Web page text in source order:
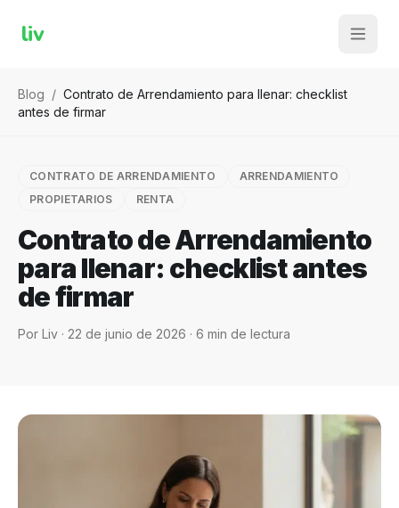
liv
Blog / Contrato de Arrendamiento para llenar: checklist
antes de firmar
CONTRATO DE ARRENDAMIENTO
ARRENDAMIENTO
PROPIETARIOS
RENTA
Contrato de Arrendamiento
para llenar: checklist antes
de firmar
Por Liv · 22 de junio de 2026 · 6 min de lectura